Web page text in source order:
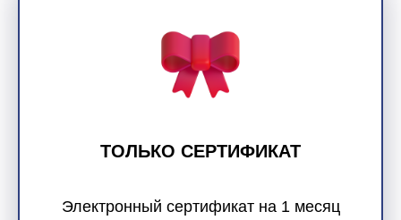
ТОЛЬКО СЕРТИФИКАТ
Электронный сертификат на 1 месяц